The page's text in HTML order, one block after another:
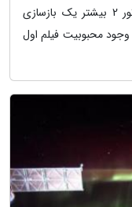
شباهتی که باعث شده احساس کنیم گلادیاتور 2 بیشتر یک بازسازی
سال 2000 میلادی. با وجود محبوبیت فیلم اول